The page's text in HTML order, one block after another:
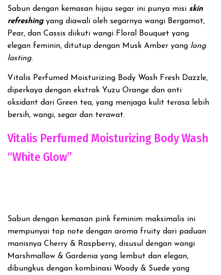
Sabun dengan kemasan hijau segar ini punya misi skin
refreshingyang diawali oleh segarnya wangi Bergamot,
Pear, dan Cassis diikuti wangi Floral Bouquet yang
elegan feminin, ditutup dengan Musk Amber yang long
lasting.
Vitalis Perfumed Moisturizing Body Wash Fresh Dazzle,
diperkaya dengan ekstrak Yuzu Orange dan anti
oksidant dari Green tea, yang menjaga kulit terasa lebih
bersih, wangi, segar dan terawat.
Vitalis Perfumed Moisturizing Body Wash
“White Glow”
Sabun dengan kemasan pink feminim maksimalis ini
mempunyai top note dengan aroma fruity dari paduan
manisnya Cherry & Raspberry, disusul dengan wangi
Marshmallow & Gardenia yang lembut dan elegan,
dibungkus dengan kombinasi Woody & Suede yang